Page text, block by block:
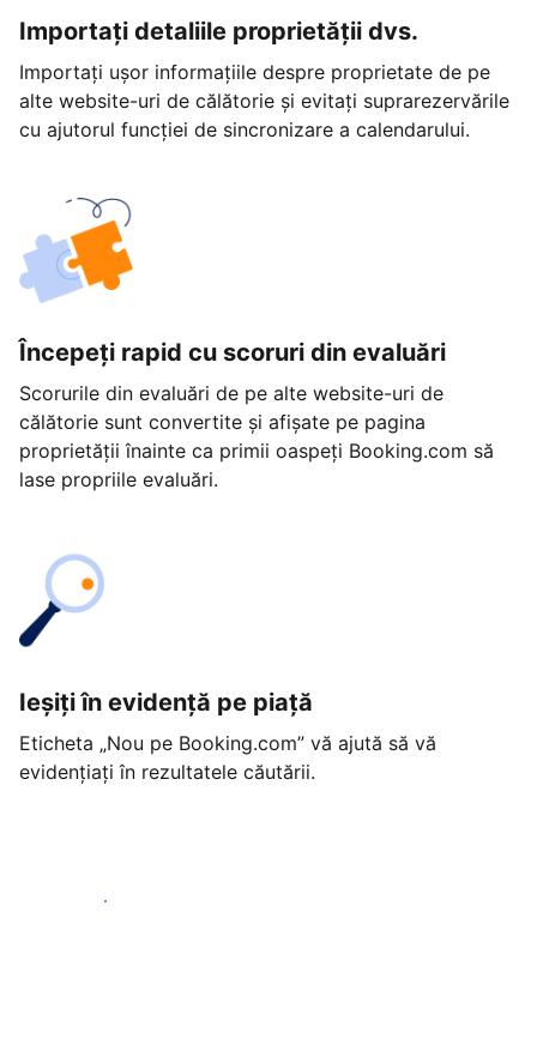
Importați detaliile proprietății dvs.
Importați ușor informațiile despre proprietate de pe
alte website-uri de călătorie și evitați suprarezervările
cu ajutorul funcției de sincronizare a calendarului.
Începeți rapid cu scoruri din evaluări
Scorurile din evaluări de pe alte website-uri de
călătorie sunt convertite și afișate pe pagina
proprietății înainte ca primii oaspeți Booking.com să
lase propriile evaluări.
Ieșiți în evidență pe piață
Eticheta „Nou pe Booking.com” vă ajută să vă
evidențiați în rezultatele căutării.
Începeți astăzi